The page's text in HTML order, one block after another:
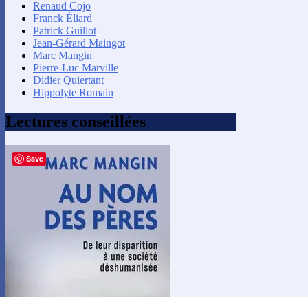
Renaud Cojo
Franck Éliard
Patrick Guillot
Jean-Gérard Maingot
Marc Mangin
Pierre-Luc Marville
Didier Quiertant
Hippolyte Romain
Lectures conseillées
Save